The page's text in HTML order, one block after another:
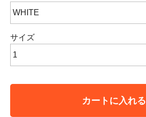
サイズ
カートに入れる